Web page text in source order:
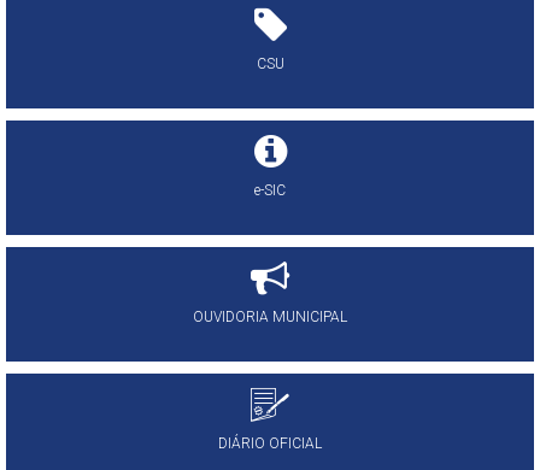
CSU
e-SIC
OUVIDORIA MUNICIPAL
DIÁRIO OFICIAL